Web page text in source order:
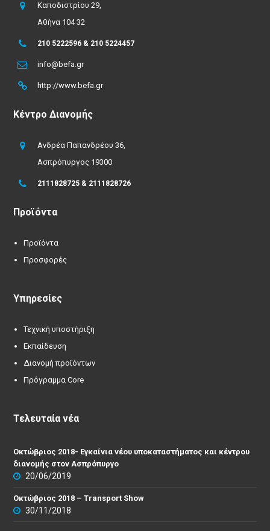
Καποδιστρίου 29,
Αθήνα 104 32
210 5222596 & 210 5224457
info@befa.gr
http://www.befa.gr
Κέντρο Διανομής
Ανδρέα Παπανδρέου 36,
Ασπρόπυργος 19300
2111828725 & 2111828726
Προϊόντα
Προϊόντα
Προσφορές
Υπηρεσίες
Τεχνική υποστήριξη
Εκπαίδευση
Διανομή προϊόντων
Πρόγραμμα Core
Τελευταία νέα
Οκτώβριος 2018- Εγκαίνια νέου υποκαταστήματος και κέντρου
διανομής στον Ασπρόπυργο
20/06/2019
Οκτώβριος 2018 – Transport Show
30/11/2018